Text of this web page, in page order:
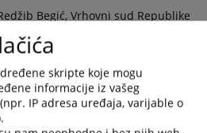
Begić, Vrhovni sud Republike
Vrhovni sud Republike
za Centar za sudsku
jezik
skripte koje mogu
informacije iz vašeg
IP adresa uređaja, varijable o